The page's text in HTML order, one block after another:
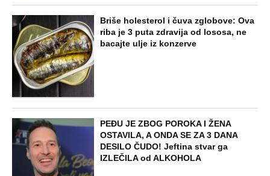
Briše holesterol i čuva zglobove: Ova
riba je 3 puta zdravija od lososa, ne
bacajte ulje iz konzerve
PEĐU JE ZBOG POROKA I ŽENA
OSTAVILA, A ONDA SE ZA 3 DANA
DESILO ČUDO! Jeftina stvar ga
IZLEČILA od ALKOHOLA